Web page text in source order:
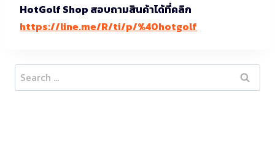
HotGolf Shop สอบถามสินค้าได้ที่คลิก
https://line.me/R/ti/p/%40hotgolf
Search
for: